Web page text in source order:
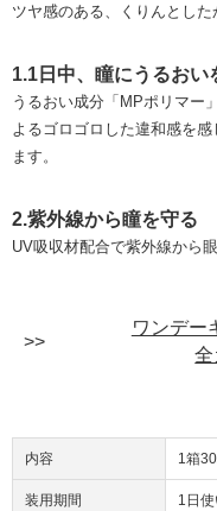
ツヤ感のある、くりんとした
1.1日中、瞳にうるおい
うるおい成分「MPポリマー
よるゴロゴロした違和感を
ます。
2.紫外線から瞳を守る
UV吸収材配合で紫外線から
ワンデー
全
内容 1箱
装用期間 1日